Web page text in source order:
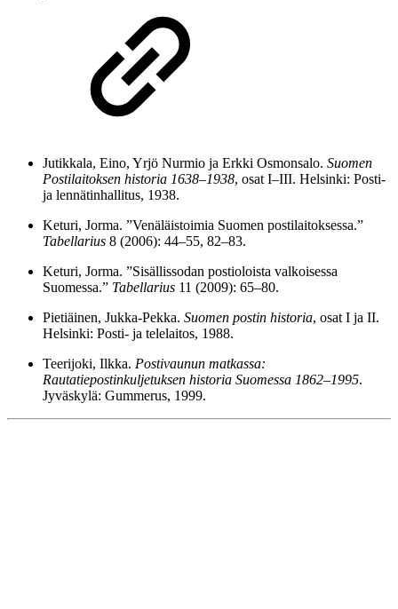
Jutikkala, Eino, Yrjö Nurmio ja Erkki Osmonsalo. Suomen
Postilaitoksen historia 1638–1938, osat I–III. Helsinki: Posti-
ja lennätinhallitus, 1938.
Keturi, Jorma. ”Venäläistoimia Suomen postilaitoksessa.”
Tabellarius 8 (2006): 44–55, 82–83.
Keturi, Jorma. ”Sisällissodan postioloista valkoisessa
Suomessa.” Tabellarius 11 (2009): 65–80.
Pietiäinen, Jukka-Pekka. Suomen postin historia, osat I ja II.
Helsinki: Posti- ja telelaitos, 1988.
Teerijoki, Ilkka. Postivaunun matkassa:
Rautatiepostinkuljetuksen historia Suomessa 1862–1995.
Jyväskylä: Gummerus, 1999.